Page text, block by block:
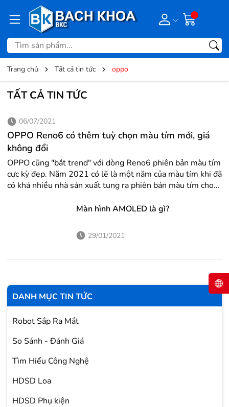
Trang chủ Tất cả tin tức oppo
TẤT CẢ TIN TỨC
06/07/2021
OPPO Reno6 có thêm tuỳ chọn màu tím mới, giá
không đổi
OPPO cũng "bắt trend" với dòng Reno6 phiên bản màu tím
cực kỳ đẹp. Năm 2021 có lẽ là một năm của màu tím khi đã
có khá nhiều nhà sản xuất tung ra phiên bản màu tím cho
Galaxy S21, Apple với dòng iPhone 12 mini và iPhone 12
chọn màu tím cho chiếc OPPO Reno6...
Màn hình AMOLED là gì?
29/01/2021
DANH MỤC TIN TỨC
Robot Sắp Ra Mắt
So Sánh - Đánh Giá
Tìm Hiểu Công Nghệ
HDSD Loa
HDSD Phụ kiện